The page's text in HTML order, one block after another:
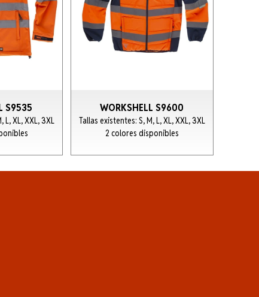
S9535
L, XL, XXL, 3XL
WORKSHELL S9600
Tallas existentes: S, M, L, XL, XXL, 3XL
2 colores disponibles